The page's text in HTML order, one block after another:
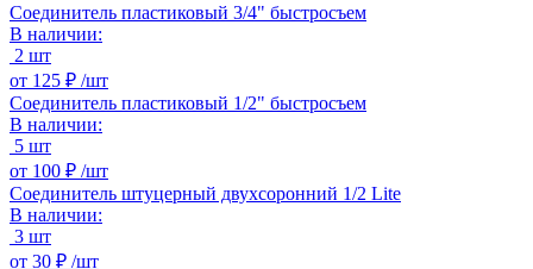
Соединитель пластиковый 3/4" быстросъем
В наличии:
2 шт
от 125 ₽ /шт
Соединитель пластиковый 1/2" быстросъем
В наличии:
5 шт
от 100 ₽ /шт
Соединитель штуцерный двухсоронний 1/2 Lite
В наличии:
3 шт
от 30 ₽ /шт